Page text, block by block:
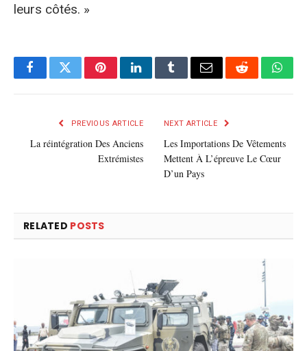
leurs côtés. »
FacebookTwitterPinterestLinkedInTumblrE-
Reddit
PREVIOUS ARTICLE
La réintégration Des Anciens
Extrémistes
NEXT ARTICLE
Les Importations De Vêtements
Mettent À L’épreuve Le Cœur
D’un Pays
RELATED POSTS